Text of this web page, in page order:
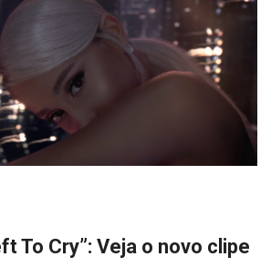
To Cry”: Veja o novo clipe